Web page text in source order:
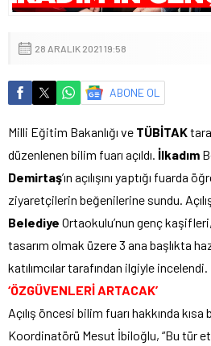
28 ARALIK 2021 19:58
ABONE OL
Milli Eğitim Bakanlığı ve TÜBİTAK
düzenlenen bilim fuarı açıldı. İlkadım
Demirtaş’ın açılışını yaptığı fuarda
ziyaretçilerin beğenilerine sundu.
Belediye Ortaokulu’nun genç
tasarım olmak üzere 3 ana başlıkta
katılımcılar tarafından ilgiyle incelendi.
‘ÖZGÜVENLERİ ARTACAK’
Açılış öncesi bilim fuarı hakkında
Koordinatörü Mesut İbiloğlu, “Bu tür